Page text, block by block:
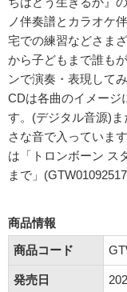
ノ伴奏譜とカラオケ
宅での練習などさま
から子どもまで誰も
ンで演奏・表現して
CDは各曲のイメージ
す。(デジタル音源)
さな音で入っていま
は「トロンボーン ス
まで」
商品情報
商品コード
発売日